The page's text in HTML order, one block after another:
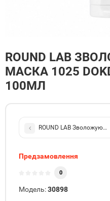
ROUND LAB
МАСКА 1025
100МЛ
ROUND LAB
Предзамовлення
0
Модель:30898